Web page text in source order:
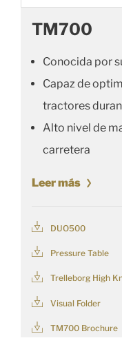
TM700
Conocida por
Capaz de
tractores
Alto nivel de
carretera
Leer más
DUO500
Pressure Table
Trelleborg High
Visual Folder
TM700 Brochure